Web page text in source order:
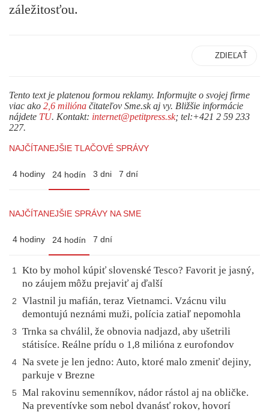
záležitosťou.
ZDIEĽAŤ
Tento text je platenou formou reklamy. Informujte o svojej firme
viac ako 2,6 milióna čitateľov Sme.sk aj vy. Bližšie informácie
nájdete TU. Kontakt: internet@petitpress.sk; tel:+421 2 59 233
227.
NAJČÍTANEJŠIE TLAČOVÉ SPRÁVY
4 hodiny 24 hodín 3 dni 7 dní
NAJČÍTANEJŠIE SPRÁVY NA SME
4 hodiny 24 hodín 7 dní
1
Kto by mohol kúpiť slovenské Tesco? Favorit je jasný,
no záujem môžu prejaviť aj ďalší
2
Vlastnil ju mafián, teraz Vietnamci. Vzácnu vilu
demontujú neznámi muži, polícia zatiaľ nepomohla
3
Trnka sa chválil, že obnovia nadjazd, aby ušetrili
státisíce. Reálne prídu o 1,8 milióna z eurofondov
4 Na svete je len jedno: Auto, ktoré malo zmeniť dejiny,
parkuje v Brezne
5
Mal rakovinu semenníkov, nádor rástol aj na obličke.
Na preventívke som nebol dvanásť rokov, hovorí